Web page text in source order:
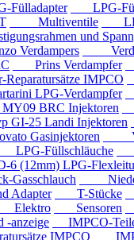
LPG-
Multiventile
und
Verdampers
Prins Verdampfer
IMPCO
LPG-Verdampfer
BRC Injektoren
25 Landi Injektoren
Gasinjektoren
LPG-Füllschläuche
LPG-
Adapter T-Stücke
Elektro Sensoren
anzeige IMPCO-
IMPCO